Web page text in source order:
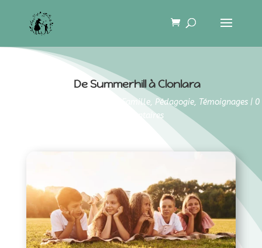
De Summerhill à Clonlara
Instruction en Famille, Pédagogie, Témoignages | 0
commentaires